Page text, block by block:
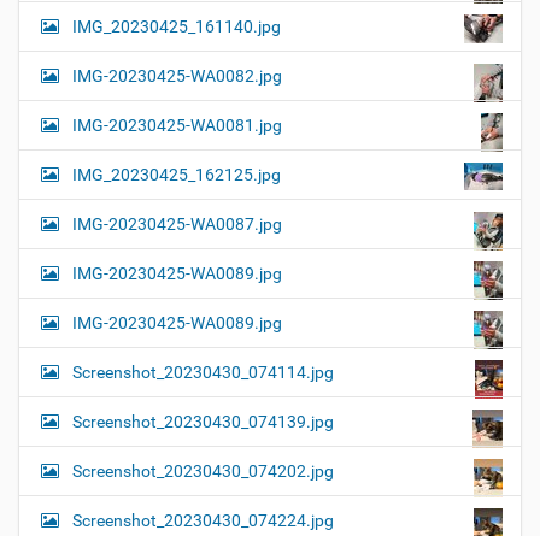
IMG_20230425_161140.jpg
IMG-20230425-WA0082.jpg
IMG-20230425-WA0081.jpg
IMG_20230425_162125.jpg
IMG-20230425-WA0087.jpg
IMG-20230425-WA0089.jpg
IMG-20230425-WA0089.jpg
Screenshot_20230430_074114.jpg
Screenshot_20230430_074139.jpg
Screenshot_20230430_074202.jpg
Screenshot_20230430_074224.jpg